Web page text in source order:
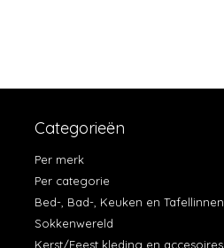
Categorieën
Per merk
Per categorie
Bed-, Bad-, Keuken en Tafellinnen
Sokkenwereld
Kerst/Feest kleding en accesoires